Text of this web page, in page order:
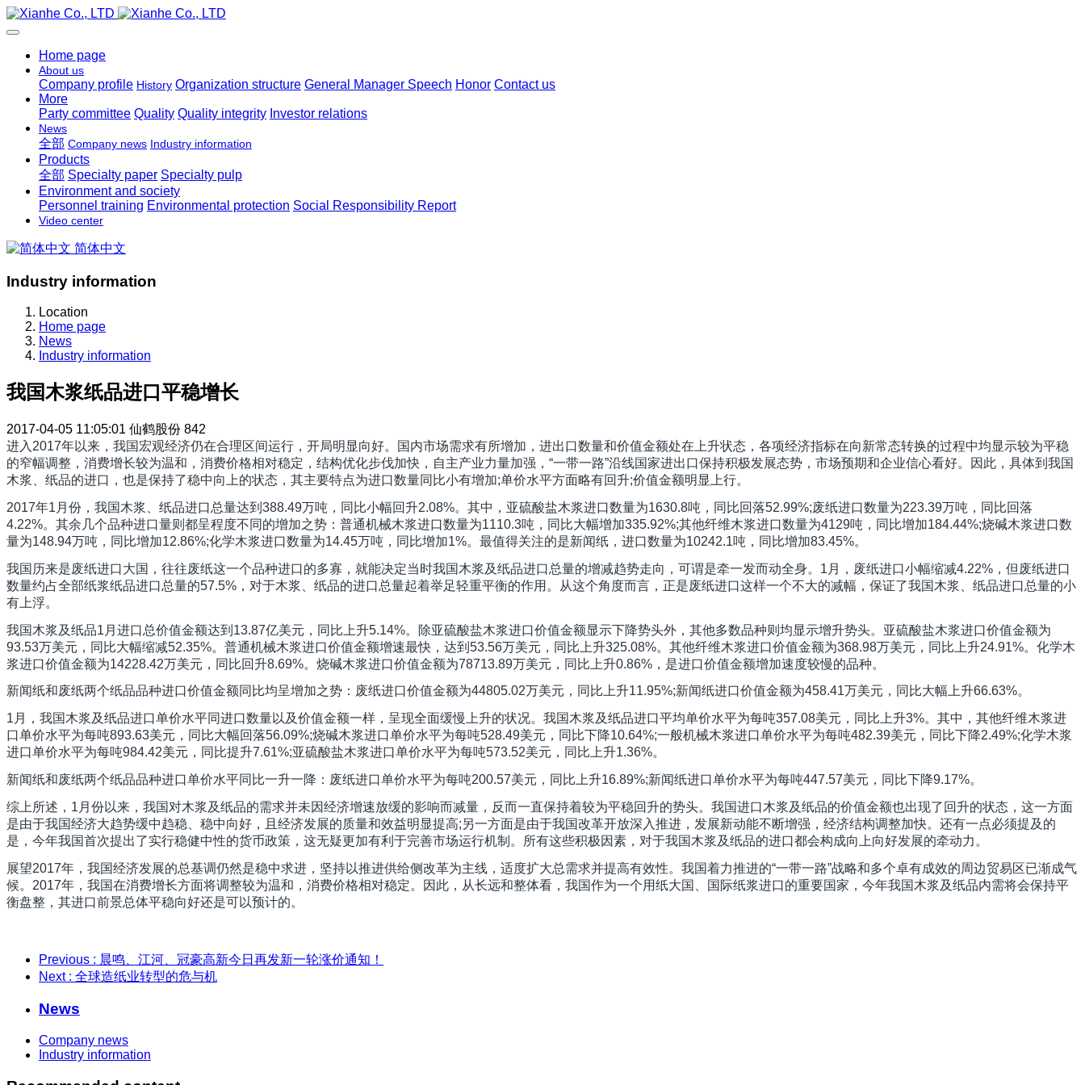
Home page
About us
Company profile History Organization structure General Manager Speech Honor Contact us
More
Party committee Quality Quality integrity Investor relations
News
全部 Company news Industry information
Products
全部 Specialty paper Specialty pulp
Environment and society
Personnel training Environmental protection Social Responsibility Report
Video center
简体中文
Industry information
Location
Home page
News
Industry information
我国木浆纸品进口平稳增长
2017-04-05 11:05:01 仙鹤股份 842
进入2017年以来，我国宏观经济仍在合理区间运行，开局明显向好。国内市场需求有所增加，进出口数量和价值金额处在上升状态，各项经济指标在向新常态转换的过程中均显示较为平稳
的窄幅调整，消费增长较为温和，消费价格相对稳定，结构优化步伐加快，自主产业力量加强，“一带一路”沿线国家进出口保持积极发展态势，市场预期和企业信心看好。因此，具体到我国
木浆、纸品的进口，也是保持了稳中向上的状态，其主要特点为进口数量同比小有增加;单价水平方面略有回升;价值金额明显上行。
2017年1月份，我国木浆、纸品进口总量达到388.49万吨，同比小幅回升2.08%。其中，亚硫酸盐木浆进口数量为1630.8吨，同比回落52.99%;废纸进口数量为223.39万吨，同比回落
4.22%。其余几个品种进口量则都呈程度不同的增加之势：普通机械木浆进口数量为1110.3吨，同比大幅增加335.92%;其他纤维木浆进口数量为4129吨，同比增加184.44%;烧碱木浆进口数
量为148.94万吨，同比增加12.86%;化学木浆进口数量为14.45万吨，同比增加1%。最值得关注的是新闻纸，进口数量为10242.1吨，同比增加83.45%。
我国历来是废纸进口大国，往往废纸这一个品种进口的多寡，就能决定当时我国木浆及纸品进口总量的增减趋势走向，可谓是牵一发而动全身。1月，废纸进口小幅缩减4.22%，但废纸进口
数量约占全部纸浆纸品进口总量的57.5%，对于木浆、纸品的进口总量起着举足轻重平衡的作用。从这个角度而言，正是废纸进口这样一个不大的减幅，保证了我国木浆、纸品进口总量的小
有上浮。
我国木浆及纸品1月进口总价值金额达到13.87亿美元，同比上升5.14%。除亚硫酸盐木浆进口价值金额显示下降势头外，其他多数品种则均显示增升势头。亚硫酸盐木浆进口价值金额为
93.53万美元，同比大幅缩减52.35%。普通机械木浆进口价值金额增速最快，达到53.56万美元，同比上升325.08%。其他纤维木浆进口价值金额为368.98万美元，同比上升24.91%。化学木
浆进口价值金额为14228.42万美元，同比回升8.69%。烧碱木浆进口价值金额为78713.89万美元，同比上升0.86%，是进口价值金额增加速度较慢的品种。
新闻纸和废纸两个纸品品种进口价值金额同比均呈增加之势：废纸进口价值金额为44805.02万美元，同比上升11.95%;新闻纸进口价值金额为458.41万美元，同比大幅上升66.63%。
1月，我国木浆及纸品进口单价水平同进口数量以及价值金额一样，呈现全面缓慢上升的状况。我国木浆及纸品进口平均单价水平为每吨357.08美元，同比上升3%。其中，其他纤维木浆进
口单价水平为每吨893.63美元，同比大幅回落56.09%;烧碱木浆进口单价水平为每吨528.49美元，同比下降10.64%;一般机械木浆进口单价水平为每吨482.39美元，同比下降2.49%;化学木浆
进口单价水平为每吨984.42美元，同比提升7.61%;亚硫酸盐木浆进口单价水平为每吨573.52美元，同比上升1.36%。
新闻纸和废纸两个纸品品种进口单价水平同比一升一降：废纸进口单价水平为每吨200.57美元，同比上升16.89%;新闻纸进口单价水平为每吨447.57美元，同比下降9.17%。
综上所述，1月份以来，我国对木浆及纸品的需求并未因经济增速放缓的影响而减量，反而一直保持着较为平稳回升的势头。我国进口木浆及纸品的价值金额也出现了回升的状态，这一方面
是由于我国经济大趋势缓中趋稳、稳中向好，且经济发展的质量和效益明显提高;另一方面是由于我国改革开放深入推进，发展新动能不断增强，经济结构调整加快。还有一点必须提及的
是，今年我国首次提出了实行稳健中性的货币政策，这无疑更加有利于完善市场运行机制。所有这些积极因素，对于我国木浆及纸品的进口都会构成向上向好发展的牵动力。
展望2017年，我国经济发展的总基调仍然是稳中求进，坚持以推进供给侧改革为主线，适度扩大总需求并提高有效性。我国着力推进的“一带一路”战略和多个卓有成效的周边贸易区已渐成气
候。2017年，我国在消费增长方面将调整较为温和，消费价格相对稳定。因此，从长远和整体看，我国作为一个用纸大国、国际纸浆进口的重要国家，今年我国木浆及纸品内需将会保持平
衡盘整，其进口前景总体平稳向好还是可以预计的。
Previous : 晨鸣、江河、冠豪高新今日再发新一轮涨价通知！
Next : 全球造纸业转型的危与机
News
Company news
Industry information